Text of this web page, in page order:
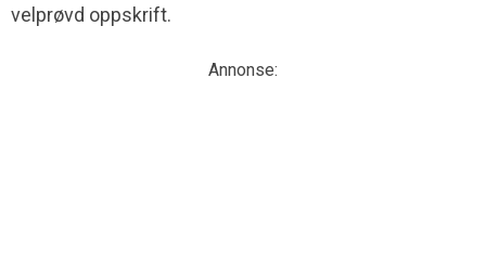
velprøvd oppskrift.
Annonse: